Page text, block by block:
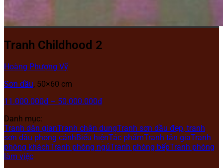
Tranh Childhood 2
Hoàng Phượng Vỹ
Sơn dầu, 50×60 cm
11.000.000₫ – 50.000.000₫
Danh mục:
Tranh dân gianTranh chân dungTranh sơn dầu đẹp, tranh
sơn dầu phong cảnhBiểu hiệnTác phẩmTranh tân giaTranh
phòng kháchTranh phòng ngủTranh phòng bếpTranh phòng
làm việc